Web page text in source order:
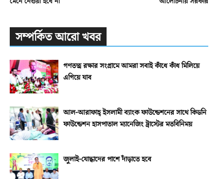
সম্পর্কিত আরো খবর
গণতন্ত্র রক্ষার সংগ্রামে আমরা সবাই কাঁধে কাঁধ মিলিয়ে
এগিয়ে যাব
আল-আরাফাহ্‌ ইসলামী ব্যাংক ফাউন্ডেশনের সাথে কিডনি
ফাউন্ডেশন হাসপাতাল ম্যানেজিং ট্রাস্টের মতবিনিময়
জুলাই-যোদ্ধাদের পাশে দাঁড়াতে হবে